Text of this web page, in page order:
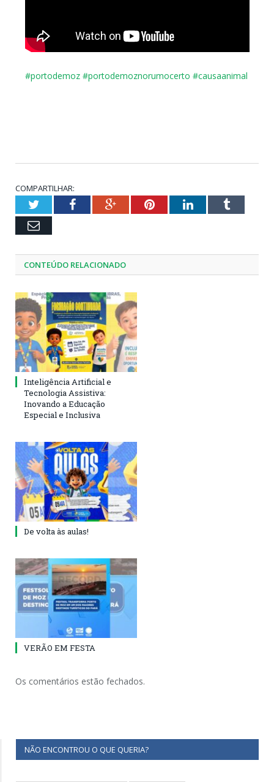
#portodemoz #portodemoznorumocerto #causaanimal
COMPARTILHAR:
TwitterFacebookGoogle+PinterestLinkedInTumblr
Email
CONTEÚDO RELACIONADO
Inteligência Artificial e
Tecnologia Assistiva:
Inovando a Educação
Especial e Inclusiva
De volta às aulas!
VERÃO EM FESTA
Os comentários estão fechados.
NÃO ENCONTROU O QUE QUERIA?